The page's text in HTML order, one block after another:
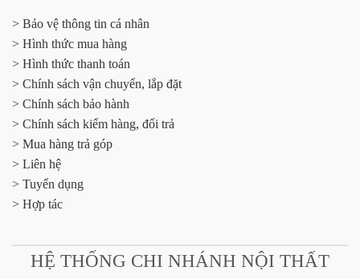
> Bảo vệ thông tin cá nhân
> Hình thức mua hàng
> Hình thức thanh toán
> Chính sách vận chuyển, lắp đặt
> Chính sách bảo hành
> Chính sách kiểm hàng, đổi trả
> Mua hàng trả góp
> Liên hệ
> Tuyển dụng
> Hợp tác
HỆ THỐNG CHI NHÁNH NỘI THẤT